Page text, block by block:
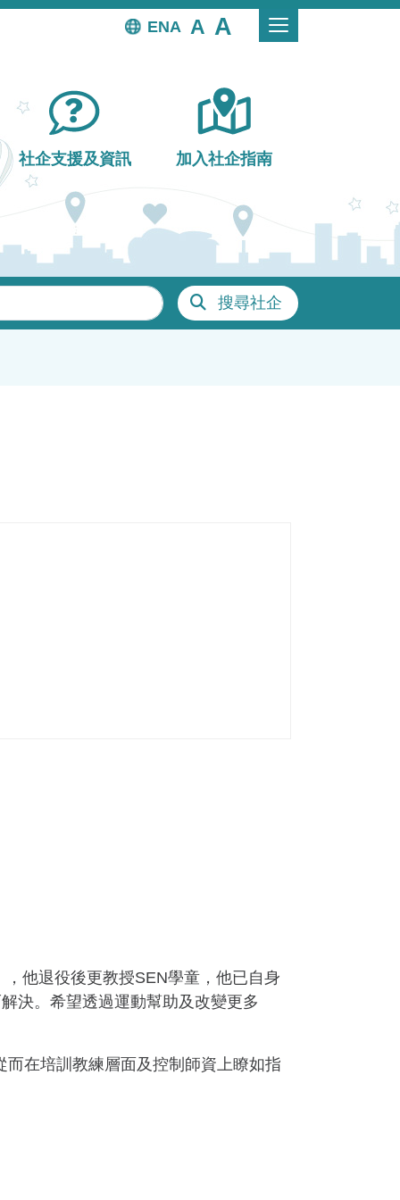
EN
社企支援及資訊 加入社企指南
搜尋社企
他退役後更教授SEN學童，他已自身
決。希望透過運動幫助及改變更多
在培訓教練層面及控制師資上瞭如指